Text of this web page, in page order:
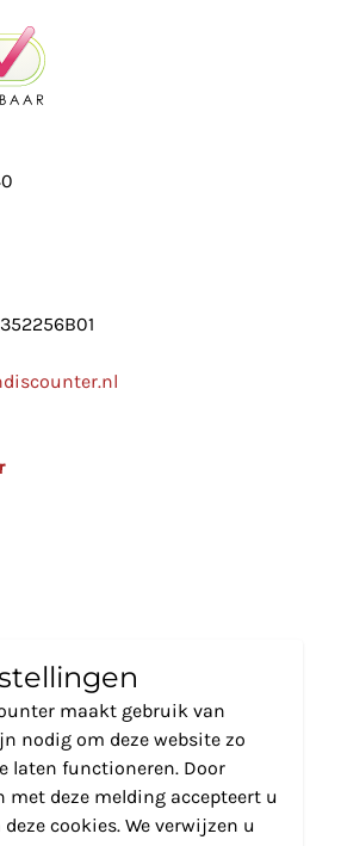
maakt gebruik van
nodig om deze website zo
laten functioneren. Door
met deze melding accepteert u
cookies. We verwijzen u